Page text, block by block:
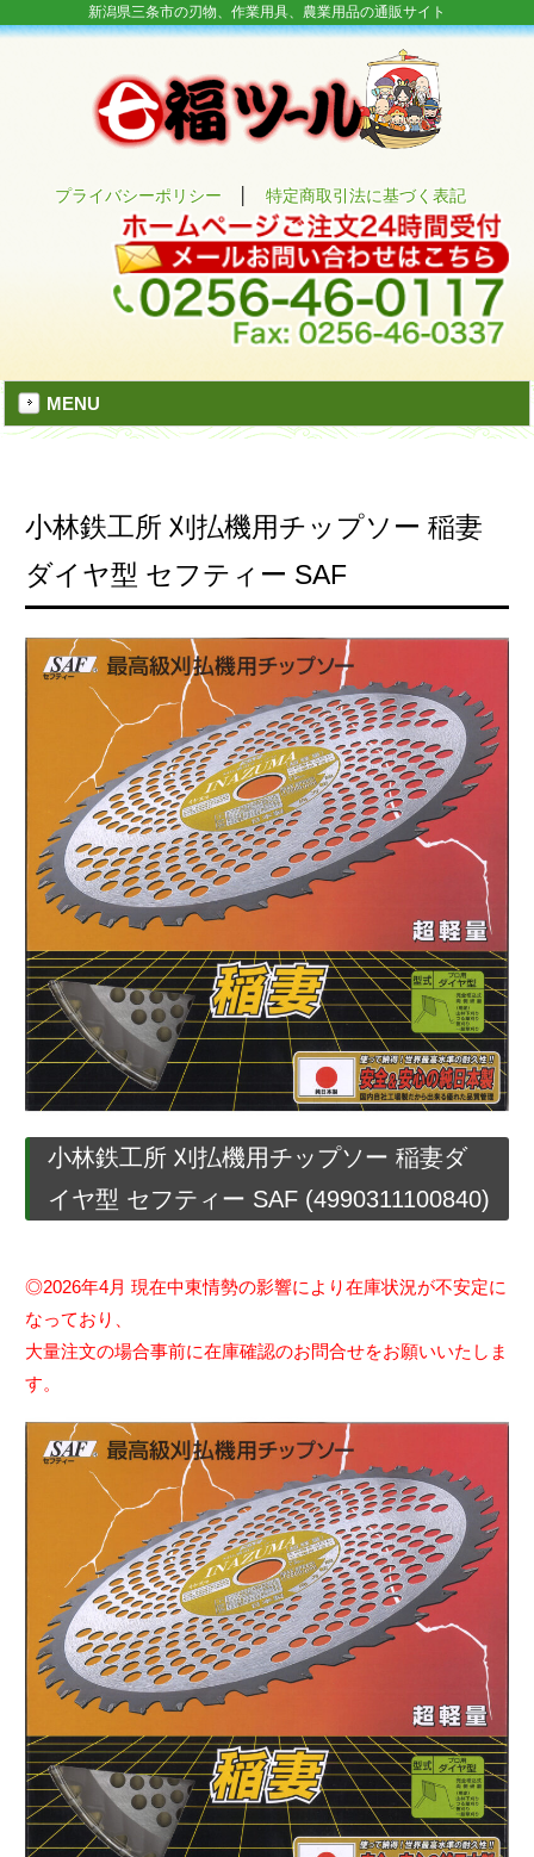
新潟県三条市の刃物、作業用具、農業用品の通販サイト
プライバシーポリシー │特定商取引法に基づく表記
MENU
小林鉄工所 刈払機用チップソー 稲妻
ダイヤ型 セフティー SAF
小林鉄工所 刈払機用チップソー 稲妻ダ
イヤ型 セフティー SAF (4990311100840)
◎2026年4月 現在中東情勢の影響により在庫状況が不安定に
なっており、
大量注文の場合事前に在庫確認のお問合せをお願いいたしま
す。